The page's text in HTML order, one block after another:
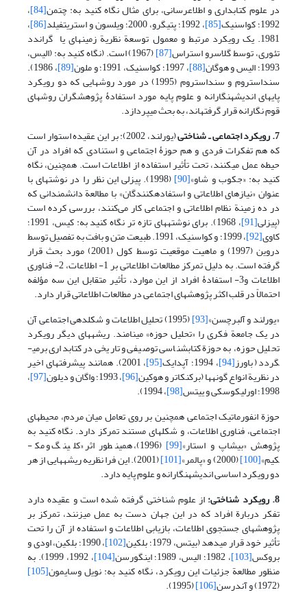
در علوم کتابداری و اطلاع­رسانی، برای مثال نگاه کنید به: چتمن[84] ،
1992؛ کواسنیک [85] ، 1992؛ پتیگرو، 2000؛ ویلسون و استریتفیلد [86] ،
1981. یک رویکرد مرتبط و معمول توسعة نظریة زمینه­ای یا گراندد
تئوری، توسط گلاسرو استراس[87] (1967) است. (نگاه کنید به: (الیس،
1993؛ الیس و هوگان [88] ، 1997؛ کواسنیک، 1991؛ و ملون [89] ، 1986).
سنداستروم و سنداستروم (1995) در مورد روشهایی که دو رویکرد
پایه­ای اندیشه­نگارانه و علوم پایه مورد استفادۀ پژوهشگران روشهای
قوم نگارانه قرار گرفته­اند، به بحث می­پردازد.
7. رویکرد اجتماعی ـ شناختی
(یورلند، 2002): بر این عقیده استوار است
که هم تفکرات فردی و هم حوزۀ اجتماعی و استنادی که افراد در آن
حیطه عمل می­کنند، تحت تأثیر استفاده از اطلاعات است. همچنین، نگاه
کنید به: «جکوب و شاو»[90] (1998). پیزلی این نظر را در نوشته­ای با
عنوان «نیازهای اطلاعاتی و استفاده­کنندگان» با مطالعة دانشمندانی که
در ده زمینة نظام اطلاعاتی و اجتماعی کار می‌کنند، بررسی کرده است
(پیزلی[91] ، 1968). برای نوشته­های تازه تر نگاه کنید به: کیس، 1991؛
کاوی[92] ، 1999؛ و کواسنیک، 1991. طبیعت متن و بافت به تفصیل توسط
دروین (1997) و ماهیت موقعیت توسط کول (2001) مورد بحث قرار
گرفته است. به دلیل تمرکز مطالعات اطلاعاتی بر 1- اطلاعات، 2- فناوری
اطلاعات و3- استفادۀ افراد از این موارد، تأثیر متقابل این سه مؤلفه
احتمالاً در قلب اکثر پژوهشهای اجتماعی در مطالعات اطلاعاتی قرار دارد.
«یورلند و آلبرچسن»[93] (1995) تحلیل اطلاعات و شکل­دهی اجتماعی آن
در یک جامعة فکری را «تحلیل حوزه» می­نامند. ریشه­های دیگر رویکرد
تحلیل حوزه، به حوزة کتابشناسی توصیفی و تاریخی در کتابداری برمی­
گردد (باورز[94] ، 1994؛ آپدایک [95] ، 2001). همانند پیشرفتهای اخیر
در نظریة انواع گونه­ها (برکنکاتر و هوکین[96] ، 1993؛ واگان و دیلون [97] ،
1998؛ اورلیکوسکی و ییتس [98]
، 1994).
حوزة انفورماتیک اجتماعی همچنین بر روی تعامل میان مردم، محیطهای
اجتماعی، فناوری اطلاعات، و شکلهای مستند تمرکز دارد. نگاه کنید به
پژوهش «بیشاپ و استار»[99] (1996)، همین­طور اثر «کلینگ و مک­
کیم»[100] (2000) و «پالمر» [101] (2001). این فرا نظریه ریشه­هایی از هر
دو رویکرد اساسی اندیشه­نگارانه و علوم پایه دارد.
8. رویکرد شناختی:
از علوم شناختی گرفته شده است و عقیده دارد
تفکر دربارة افراد که در این جهان دست به عمل می­زنند، تمرکز بر
پژوهشهای جستجوی اطلاعات، بازیابی اطلاعات و استفاده از آن را تحت
تأثیر خود قرار می­دهد (بیتس، 1979؛ بلکین [102] ، 1990؛ بلکین، اودی و
بروکس[103] ، 1982؛ الیس، 1989؛ اینگورسن [104] ، 1992، 1999). به
منظور مطالعة جزئیات این رویکرد، نگاه کنید به: نویل وسایمون[105]
(1972) و آندرسن [106]
(1995).